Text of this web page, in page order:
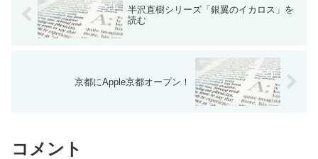
半沢直樹シリーズ「銀翼のイカロス」を
読む
京都にApple京都オープン！
コメント